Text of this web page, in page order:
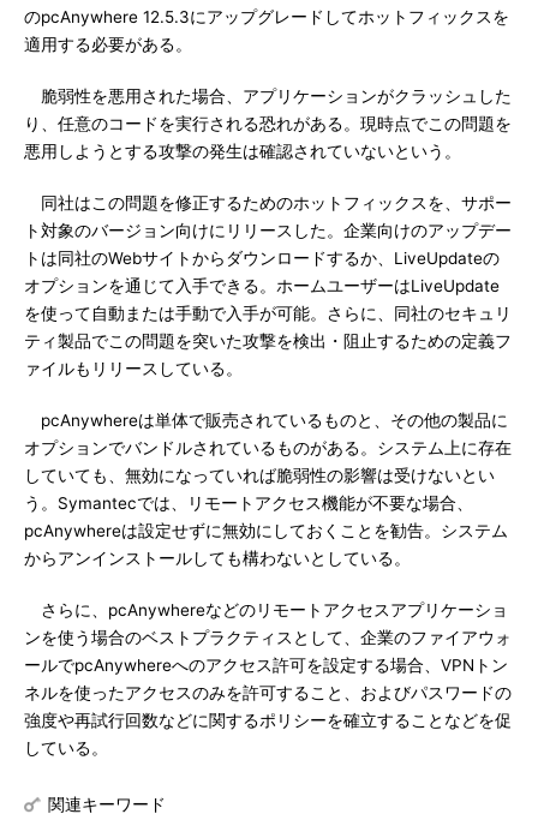
のpcAnywhere 12.5.3にアップグレードしてホットフィックスを
適用する必要がある。
脆弱性を悪用された場合、アプリケーションがクラッシュした
り、任意のコードを実行される恐れがある。現時点でこの問題を
悪用しようとする攻撃の発生は確認されていないという。
同社はこの問題を修正するためのホットフィックスを、サポー
ト対象のバージョン向けにリリースした。企業向けのアップデー
トは同社のWebサイトからダウンロードするか、LiveUpdateの
オプションを通じて入手できる。ホームユーザーはLiveUpdate
を使って自動または手動で入手が可能。さらに、同社のセキュリ
ティ製品でこの問題を突いた攻撃を検出・阻止するための定義フ
ァイルもリリースしている。
pcAnywhereは単体で販売されているものと、その他の製品に
オプションでバンドルされているものがある。システム上に存在
していても、無効になっていれば脆弱性の影響は受けないとい
う。Symantecでは、リモートアクセス機能が不要な場合、
pcAnywhereは設定せずに無効にしておくことを勧告。システム
からアンインストールしても構わないとしている。
さらに、pcAnywhereなどのリモートアクセスアプリケーショ
ンを使う場合のベストプラクティスとして、企業のファイアウォ
ールでpcAnywhereへのアクセス許可を設定する場合、VPNトン
ネルを使ったアクセスのみを許可すること、およびパスワードの
強度や再試行回数などに関するポリシーを確立することなどを促
している。
関連キーワード